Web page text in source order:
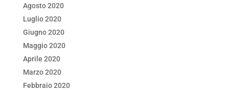
Agosto 2020
Luglio 2020
Giugno 2020
Maggio 2020
Aprile 2020
Marzo 2020
Febbraio 2020